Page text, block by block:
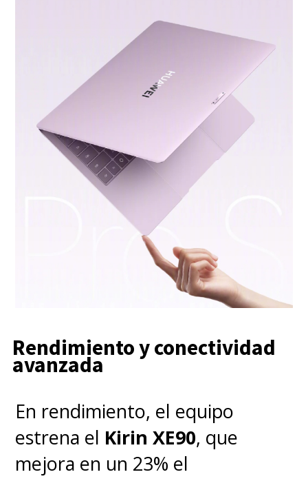
Rendimiento y conectividad
avanzada
En rendimiento, el equipo
estrena el Kirin XE90, que
mejora en un 23% el